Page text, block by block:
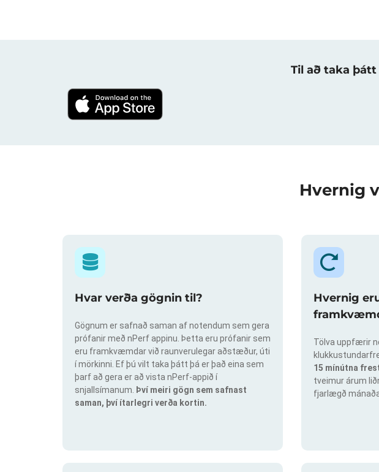
Til að taka
Hvernig
Hvar verða gögnin til?
Gögnum er safnað saman af notendum sem gera
prófanir með nPerf appinu. Þetta eru prófanir sem
eru framkvæmdar við raunverulegar aðstæður, úti
í mörkinni. Ef þú vilt taka þátt þá er það eina sem
þarf að gera er að vista nPerf-appið í
snjallsímanum.
Því meiri gögn sem safnast
saman, því ítarlegri verða kortin.
Hvernig
Tölva uppfærir
15 mínútna
tveimur árum
fjarlægð